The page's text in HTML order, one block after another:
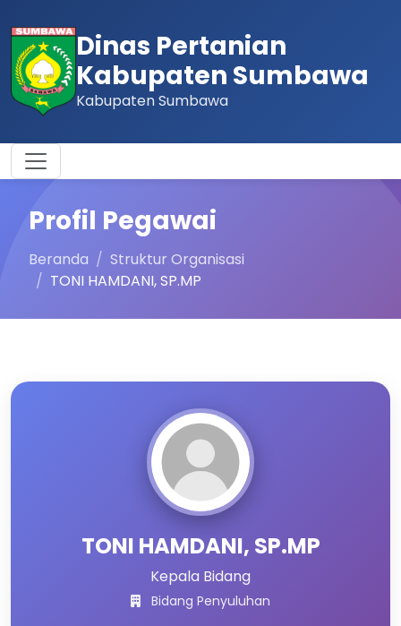
Dinas Pertanian
Kabupaten Sumbawa
Kabupaten Sumbawa
Profil Pegawai
Beranda
Struktur Organisasi
TONI HAMDANI, SP.MP
TONI HAMDANI, SP.MP
Kepala Bidang
Bidang Penyuluhan